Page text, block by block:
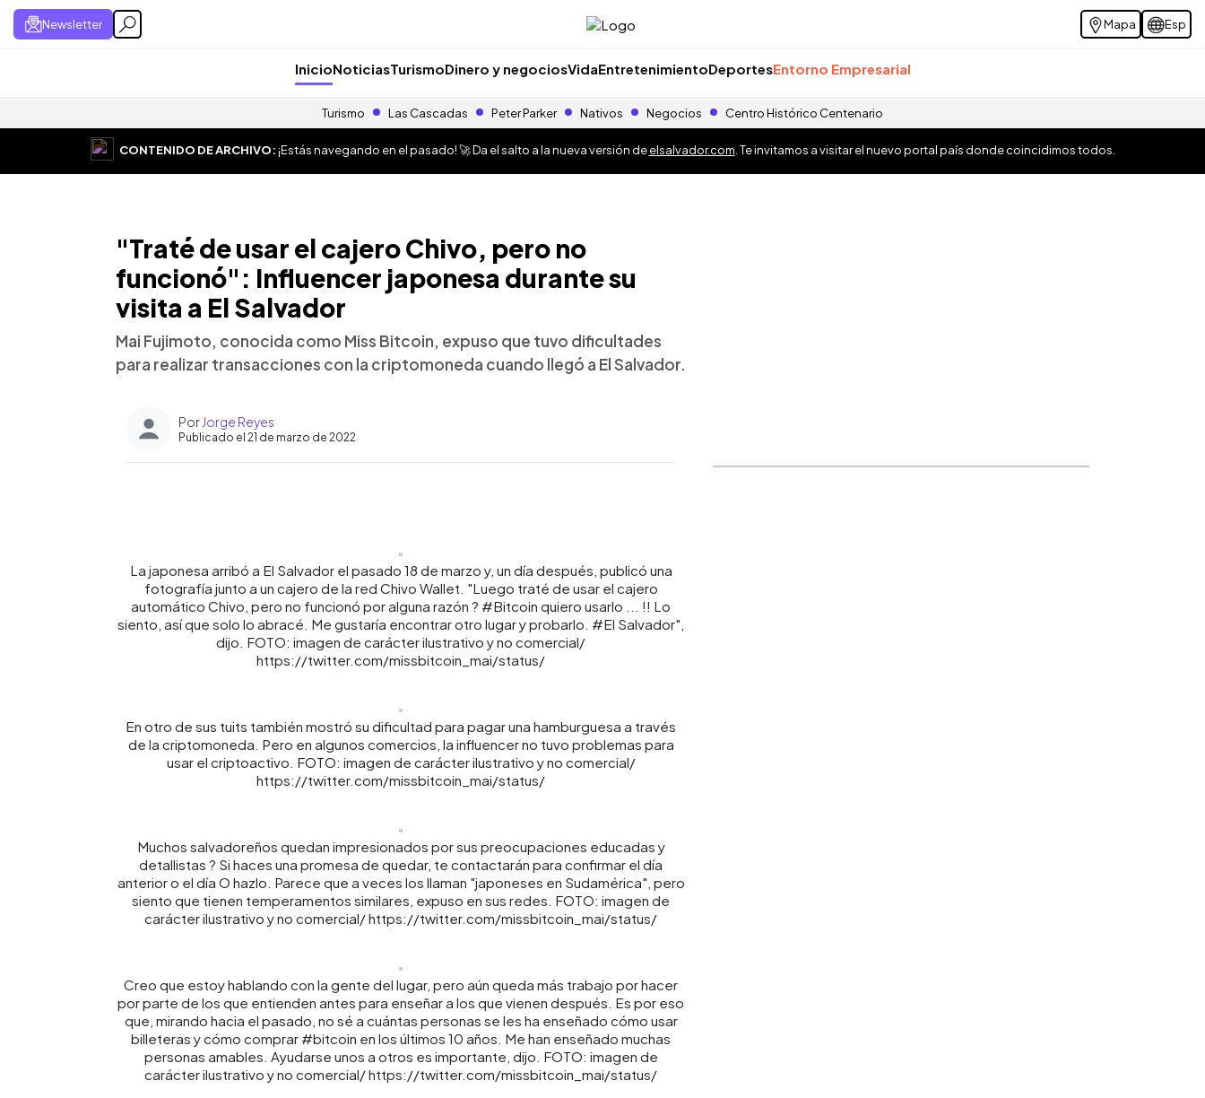
Newsletter Mapa Esp
InicioNoticiasTurismoDinero y negociosVidaEntretenimientoDeportesEntorno Empresarial
Turismo Las Cascadas Peter Parker Nativos Negocios Centro Histórico Centenario
CONTENIDO DE ARCHIVO:¡Estás navegando en el pasado! 🚀 Da el salto a la nueva versión deelsalvador.com . Te invitamos a visitar el nuevo portal país donde coincidimos todos.
"Traté de usar el cajero Chivo, pero no
funcionó": Influencer japonesa durante su
visita a El Salvador
Mai Fujimoto, conocida como Miss Bitcoin, expuso que tuvo dificultades
para realizar transacciones con la criptomoneda cuando llegó a El Salvador.
Por Jorge Reyes
Publicado el 21 de marzo de 2022
La japonesa arribó a El Salvador el pasado 18 de marzo y, un día después, publicó una
fotografía junto a un cajero de la red Chivo Wallet. "Luego traté de usar el cajero
automático Chivo, pero no funcionó por alguna razón ? #Bitcoin quiero usarlo ... !! Lo
siento, así que solo lo abracé. Me gustaría encontrar otro lugar y probarlo. #El Salvador",
dijo. FOTO: imagen de carácter ilustrativo y no comercial/
https://twitter.com/missbitcoin_mai/status/
En otro de sus tuits también mostró su dificultad para pagar una hamburguesa a través
de la criptomoneda. Pero en algunos comercios, la influencer no tuvo problemas para
usar el criptoactivo. FOTO: imagen de carácter ilustrativo y no comercial/
https://twitter.com/missbitcoin_mai/status/
Muchos salvadoreños quedan impresionados por sus preocupaciones educadas y
detallistas ? Si haces una promesa de quedar, te contactarán para confirmar el día
anterior o el día O hazlo. Parece que a veces los llaman "japoneses en Sudamérica", pero
siento que tienen temperamentos similares, expuso en sus redes. FOTO: imagen de
carácter ilustrativo y no comercial/ https://twitter.com/missbitcoin_mai/status/
Creo que estoy hablando con la gente del lugar, pero aún queda más trabajo por hacer
por parte de los que entienden antes para enseñar a los que vienen después. Es por eso
que, mirando hacia el pasado, no sé a cuántas personas se les ha enseñado cómo usar
billeteras y cómo comprar #bitcoin en los últimos 10 años. Me han enseñado muchas
personas amables. Ayudarse unos a otros es importante, dijo. FOTO: imagen de
carácter ilustrativo y no comercial/ https://twitter.com/missbitcoin_mai/status/